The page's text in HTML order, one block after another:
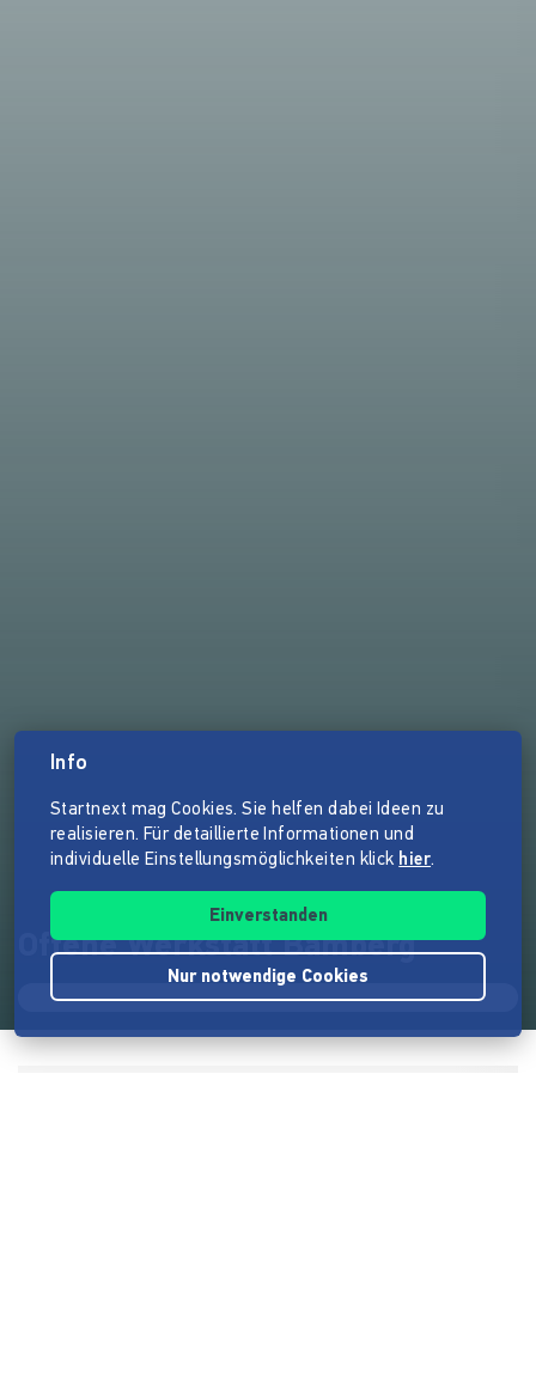
Offene Werkstatt Bamberg
Info
Startnext mag Cookies. Sie helfen dabei Ideen zu
realisieren. Für detaillierte Informationen und
individuelle Einstellungsmöglichkeiten klick hier.
Einverstanden
Nur notwendige Cookies